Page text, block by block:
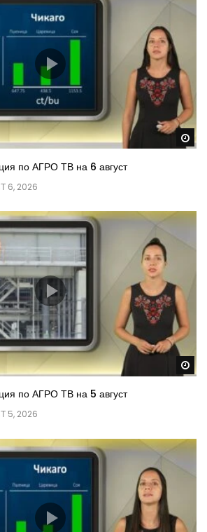
по АГРО ТВ на 6 август
6, 2026
по АГРО ТВ на 5 август
5, 2026